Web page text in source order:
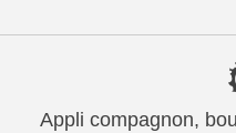
Appli compagnon,